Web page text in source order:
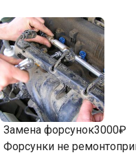
Замена форсунок3000₽
Форсунки не